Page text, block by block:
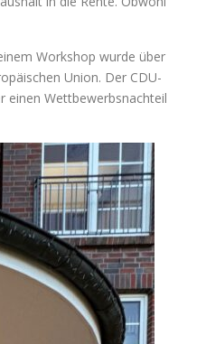
Workshop wurde über
Union. Der CDU-
einen Wettbewerbsnachteil